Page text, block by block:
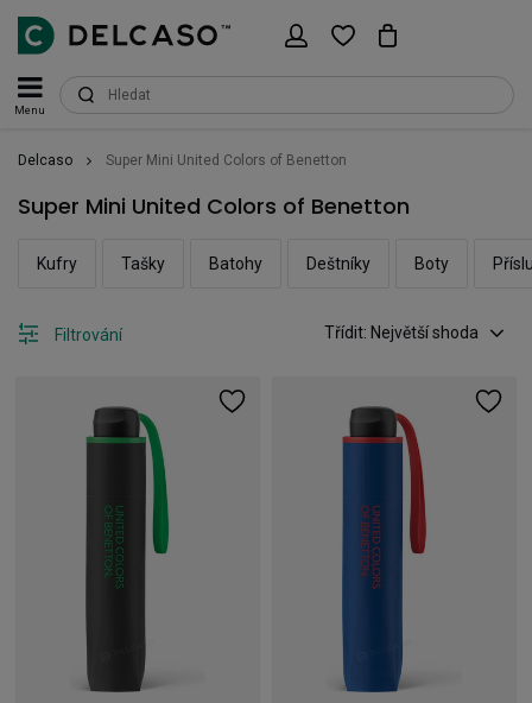
Menu
Delcaso Super Mini United Colors of Benetton
Super Mini United Colors of Benetton
Kufry Tašky Batohy Deštníky Boty
Třídit: Největší shoda
Filtrování